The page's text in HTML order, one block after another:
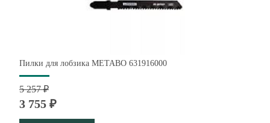
Пилки для лобзика METABO 631916000
5 257 ₽
3 755 ₽